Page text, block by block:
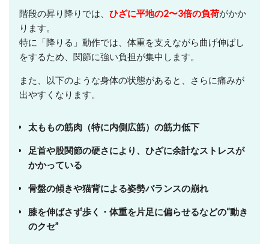
階段の昇り降りでは、 ひざに平地の2〜3倍の負荷がかか
ります。
特に「降りる」動作では、体重を支えながら曲げ伸ばし
をするため、関節に強い負担が集中します。
また、以下のような身体の状態があると、さらに痛みが
出やすくなります。
太ももの筋肉（特に内側広筋）の筋力低下
足首や股関節の硬さにより、ひざに余計なストレスが
かかっている
骨盤の傾きや猫背による姿勢バランスの崩れ
膝を伸ばさず歩く・体重を片足に偏らせるなどの“動き
のクセ”